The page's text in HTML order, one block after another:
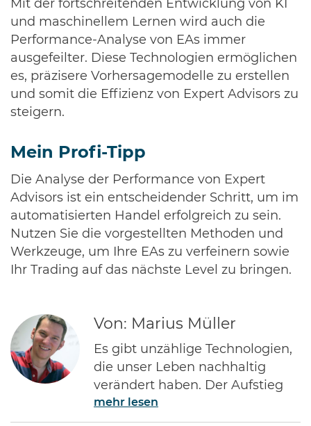
Mit der fortschreitenden Entwicklung von KI
und maschinellem Lernen wird auch die
Performance-Analyse von EAs immer
ausgefeilter. Diese Technologien ermöglichen
es, präzisere Vorhersagemodelle zu erstellen
und somit die Effizienz von Expert Advisors zu
steigern.
Mein Profi-Tipp
Die Analyse der Performance von Expert
Advisors ist ein entscheidender Schritt, um im
automatisierten Handel erfolgreich zu sein.
Nutzen Sie die vorgestellten Methoden und
Werkzeuge, um Ihre EAs zu verfeinern sowie
Ihr Trading auf das nächste Level zu bringen.
Von: Marius Müller
Es gibt unzählige Technologien,
die unser Leben nachhaltig
verändert haben. Der Aufstieg
des Internets gehört ohne Frage
zu den Bedeutendsten. Namen
mehr lesen